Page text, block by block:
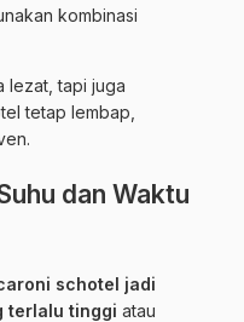
kombinasi
lezat, tapi juga
tetap lembap,
dan Waktu
schotel jadi
terlalu tinggi atau